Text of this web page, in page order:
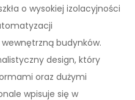
o wysokiej izolacyjności
budynków.
design, który
oraz dużymi
wpisuje się w